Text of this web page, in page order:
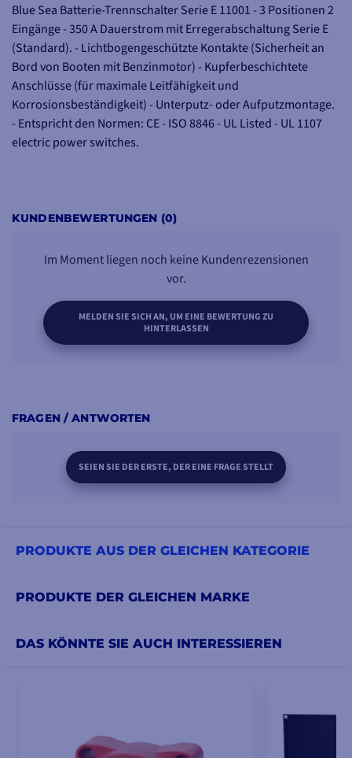
Blue Sea Batterie-Trennschalter Serie E 11001 - 3 Positionen 2
Eingänge - 350 A Dauerstrom mit Erregerabschaltung Serie E
(Standard). - Lichtbogengeschützte Kontakte (Sicherheit an
Bord von Booten mit Benzinmotor) - Kupferbeschichtete
Anschlüsse (für maximale Leitfähigkeit und
Korrosionsbeständigkeit) - Unterputz- oder Aufputzmontage.
- Entspricht den Normen: CE - ISO 8846 - UL Listed - UL 1107
electric power switches.
KUNDENBEWERTUNGEN (0)
Im Moment liegen noch keine Kundenrezensionen
vor.
MELDEN SIE SICH AN, UM EINE BEWERTUNG ZU
HINTERLASSEN
FRAGEN / ANTWORTEN
SEIEN SIE DER ERSTE, DER EINE FRAGE STELLT
PRODUKTE AUS DER GLEICHEN KATEGORIE
PRODUKTE DER GLEICHEN MARKE
DAS KÖNNTE SIE AUCH INTERESSIEREN